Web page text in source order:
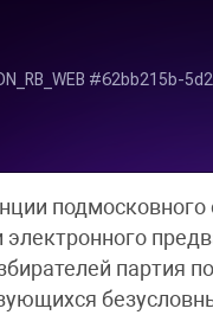
электронного
партия